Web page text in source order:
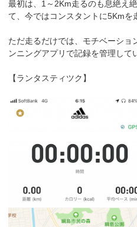
最初は、1～2Km走るのも息絶え
て、今ではコンスタントに5Kmを
ただ走るだけでは、モチベーショ
ンニングアプリで記録を管理して
【ランタスティツク】